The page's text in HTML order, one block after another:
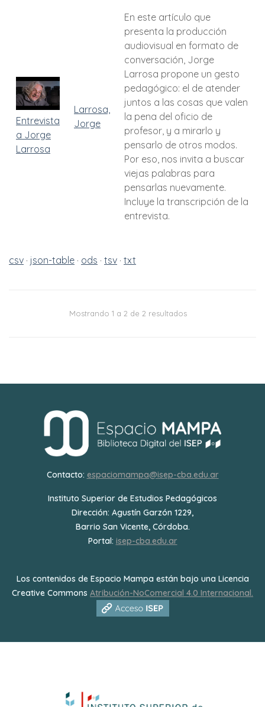
Entrevista
a Jorge
Larrosa
Larrosa,
Jorge
En este artículo que
presenta la producción
audiovisual en formato de
conversación, Jorge
Larrosa propone un gesto
pedagógico: el de atender
juntos a las cosas que valen
la pena del oficio de
profesor, y a mirarlo y
pensarlo de otros modos.
Por eso, nos invita a buscar
viejas palabras para
pensarlas nuevamente.
Incluye la transcripción de la
entrevista.
csv json-table ods tsv txt
Mostrando 1 a 2 de 2 resultados
Contacto: espaciomampa@isep-cba.edu.ar
Instituto Superior de Estudios Pedagógicos
Dirección: Agustín Garzón 1229,
Barrio San Vicente, Córdoba.
Portal: isep-cba.edu.ar
Los contenidos de Espacio Mampa están bajo una Licencia
Creative Commons Atribución-NoComercial 4.0 Internacional.